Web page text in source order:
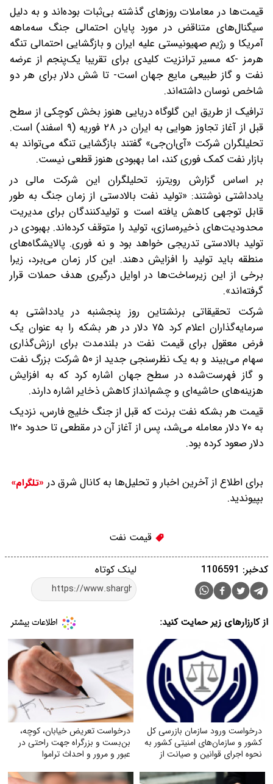
قیمت‌ها در معاملات روزهای گذشته بی‌ثبات بوده‌اند و به دلیل
سیگنال‌های متناقض در مورد پایان احتمالی جنگ سه‌ماهه
آمریکا و رژیم صهیونیستی علیه ایران و بازگشایی احتمالی تنگه
هرمز -که مسیر ترانزیت کلیدی برای تقریبا یک‌پنجم از عرضه
نفت و گاز طبیعی مایع جهان است- تا شش دلار برای هر دو
شاخص نوسان داشته‌اند.
ترافیک از طریق این گلوگاه دریایی هنوز بخش کوچکی از سطح
قبل از آغاز تجاوز هوایی به ایران در ۲۸ فوریه (۹ اسفند) است.
تحلیلگران شرکت «آی‌ان‌جی» گفتند بازگشایی تنگه می‌تواند به
بازار نفت کمک فوری کند، اما بهبودی هنوز قطعی نیست.
بر اساس گزارش رویترز، تحلیلگران این شرکت مالی در
یادداشتی نوشتند: «تولید نفت بالادستی از زمان جنگ به طور
قابل توجهی کاهش یافته است و تولیدکنندگان برای مدیریت
محدودیت‌های ذخیره‌سازی، تولید را متوقف کرده‌اند. بهبودی در
تولید بالادستی تدریجی خواهد بود و نه فوری. پالایشگاه‌های
منطقه باید تولید را افزایش دهند. این کار زمان می‌برد، زیرا
برخی از این زیرساخت‌ها در اوایل درگیری هدف حملات قرار
گرفته‌اند».
شرکت تحقیقاتی برنشتاین روز پنجشنبه در یادداشتی به
سرمایه‌گذاران اعلام کرد ۷۵ دلار در هر بشکه را به عنوان یک
فرض معقول برای قیمت نفت در بلندمدت برای ارزش‌گذاری
سهام می‌بیند و به یک نظرسنجی جدید از ۵۰ شرکت بزرگ نفت
و گاز فهرست‌شده در سطح جهان اشاره کرد که به افزایش
هزینه‌های حاشیه‌ای و چشم‌انداز کاهش ذخایر اشاره دارند.
قیمت هر بشکه نفت برنت که قبل از جنگ خلیج فارس، نزدیک
به ۷۰ دلار معامله می‌شد، پس از آغاز آن در مقطعی تا حدود ۱۲۰
دلار صعود کرده بود.
برای اطلاع از آخرین اخبار و تحلیل‌ها به کانال شرق در «تلگرام»
بپیوندید.
قیمت نفت
لینک کوتاه کدخبر: 1106591
از کارزارهای زیر حمایت کنید:
درخواست ورود سازمان بازرسی کل
کشور و سازمان‌های امنیتی کشور به
نحوه اجرای قوانین و صیانت از
درخواست تعریض خیابان، کوچه،
بن‌بست و بزرگراه جهت راحتی در
عبور و مرور و احداث تراموا